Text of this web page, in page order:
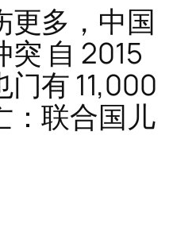
更多，中国
自 2015
有 11,000
：联合国儿